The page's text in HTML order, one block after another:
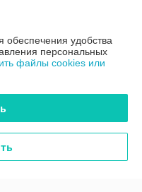
удобства
персональных
файлы cookies или